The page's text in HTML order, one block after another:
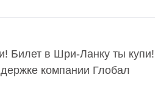
Билет в Шри-Ланку ты купи!
компании Глобал